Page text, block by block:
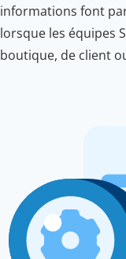
informations font
lorsque les équipes
boutique, de client